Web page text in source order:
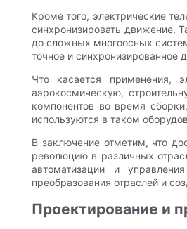
Кроме того, электрические
синхронизировать движение.
до сложных многоосных
точное и синхронизированное
Что касается применения,
аэрокосмическую,
компонентов во время
используются в таком
В заключение отметим, что
революцию в различных
автоматизации и
преобразования отраслей и
Проектирование и